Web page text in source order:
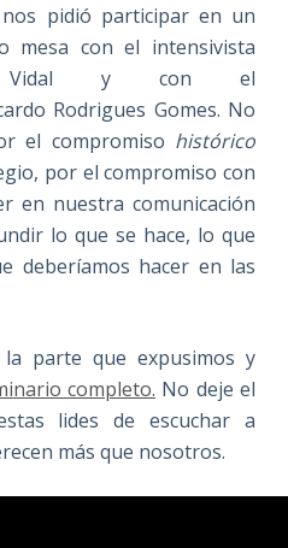
pidió participar en un
mesa con el intensivista
Vidal y con el
Rodrigues Gomes. No
el compromiso histórico
por el compromiso con
en nuestra comunicación
lo que se hace, lo que
deberíamos hacer en las
parte que expusimos y
completo. No deje el
lides de escuchar a
más que nosotros.